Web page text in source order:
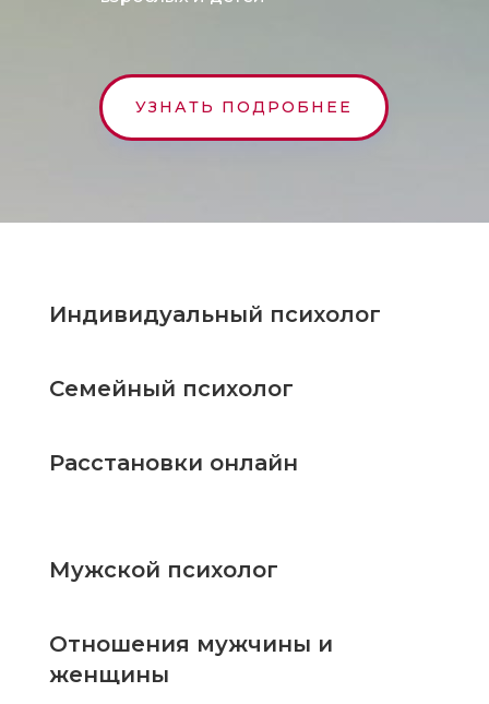
УЗНАТЬ ПОДРОБНЕЕ
Индивидуальный психолог
Семейный психолог
Расстановки онлайн
Мужской психолог
Отношения мужчины и
женщины